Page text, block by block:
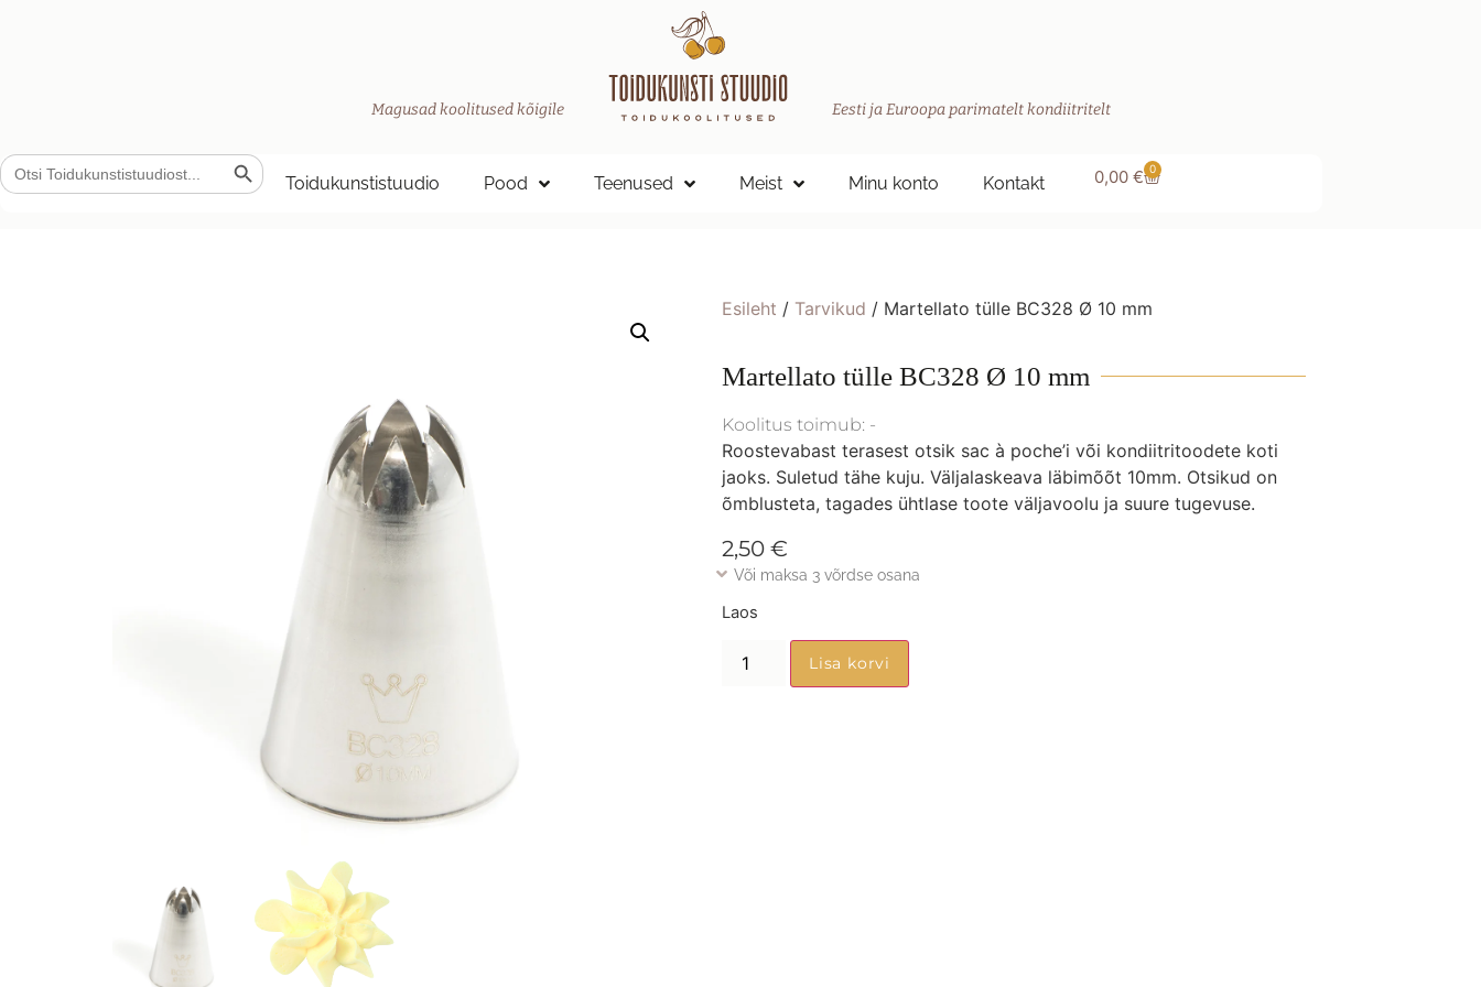
Magusad koolitused kõigile Eesti ja Euroopa parimatelt kondiitritelt
Search
for:
Search Button
Toidukunstistuudio Pood Teenused Meist Minu konto Kontakt 0,00 € 0
Esileht / Tarvikud / Martellato tülle BC328 Ø 10 mm
Martellato tülle BC328 Ø 10 mm
Koolitus toimub: -
Roostevabast terasest otsik sac à poche’i või kondiitritoodete koti
jaoks. Suletud tähe kuju. Väljalaskeava läbimõõt 10mm. Otsikud on
õmblusteta, tagades ühtlase toote väljavoolu ja suure tugevuse.
2,50 €
Või maksa 3 võrdse osana
Laos
Lisa korvi